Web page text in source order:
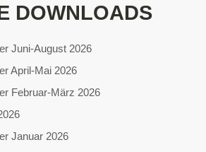
DOWNLOADS
Juni-August 2026
April-Mai 2026
Februar-März 2026
Januar 2026